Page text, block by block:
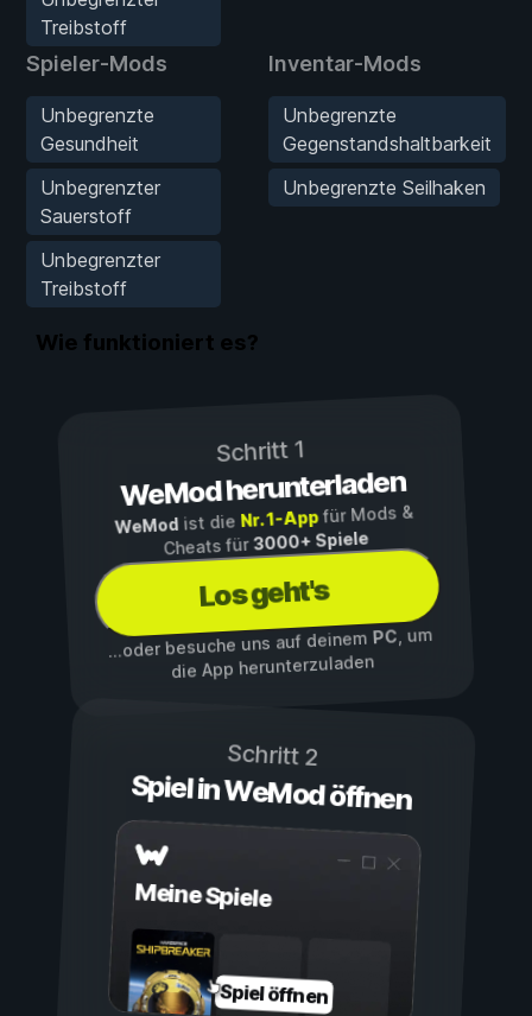
Treibstoff
Spieler-Mods
Unbegrenzte
Gesundheit
Unbegrenzter
Sauerstoff
Unbegrenzter
Treibstoff
Inventar-Mods
Unbegrenzte
Gegenstandshaltbarkeit
Unbegrenzte Seilhaken
Wie funktioniert es?
Schritt 1
WeMod herunterladen
WeMod ist die Nr. 1-Appfür Mods &
Cheats für3000+ Spiele
Los geht's
...oder besuche uns auf deinemPC, um
die App herunterzuladen
Schritt 2
Spiel in WeMod öffnen
Meine Spiele
Spiel öffnen